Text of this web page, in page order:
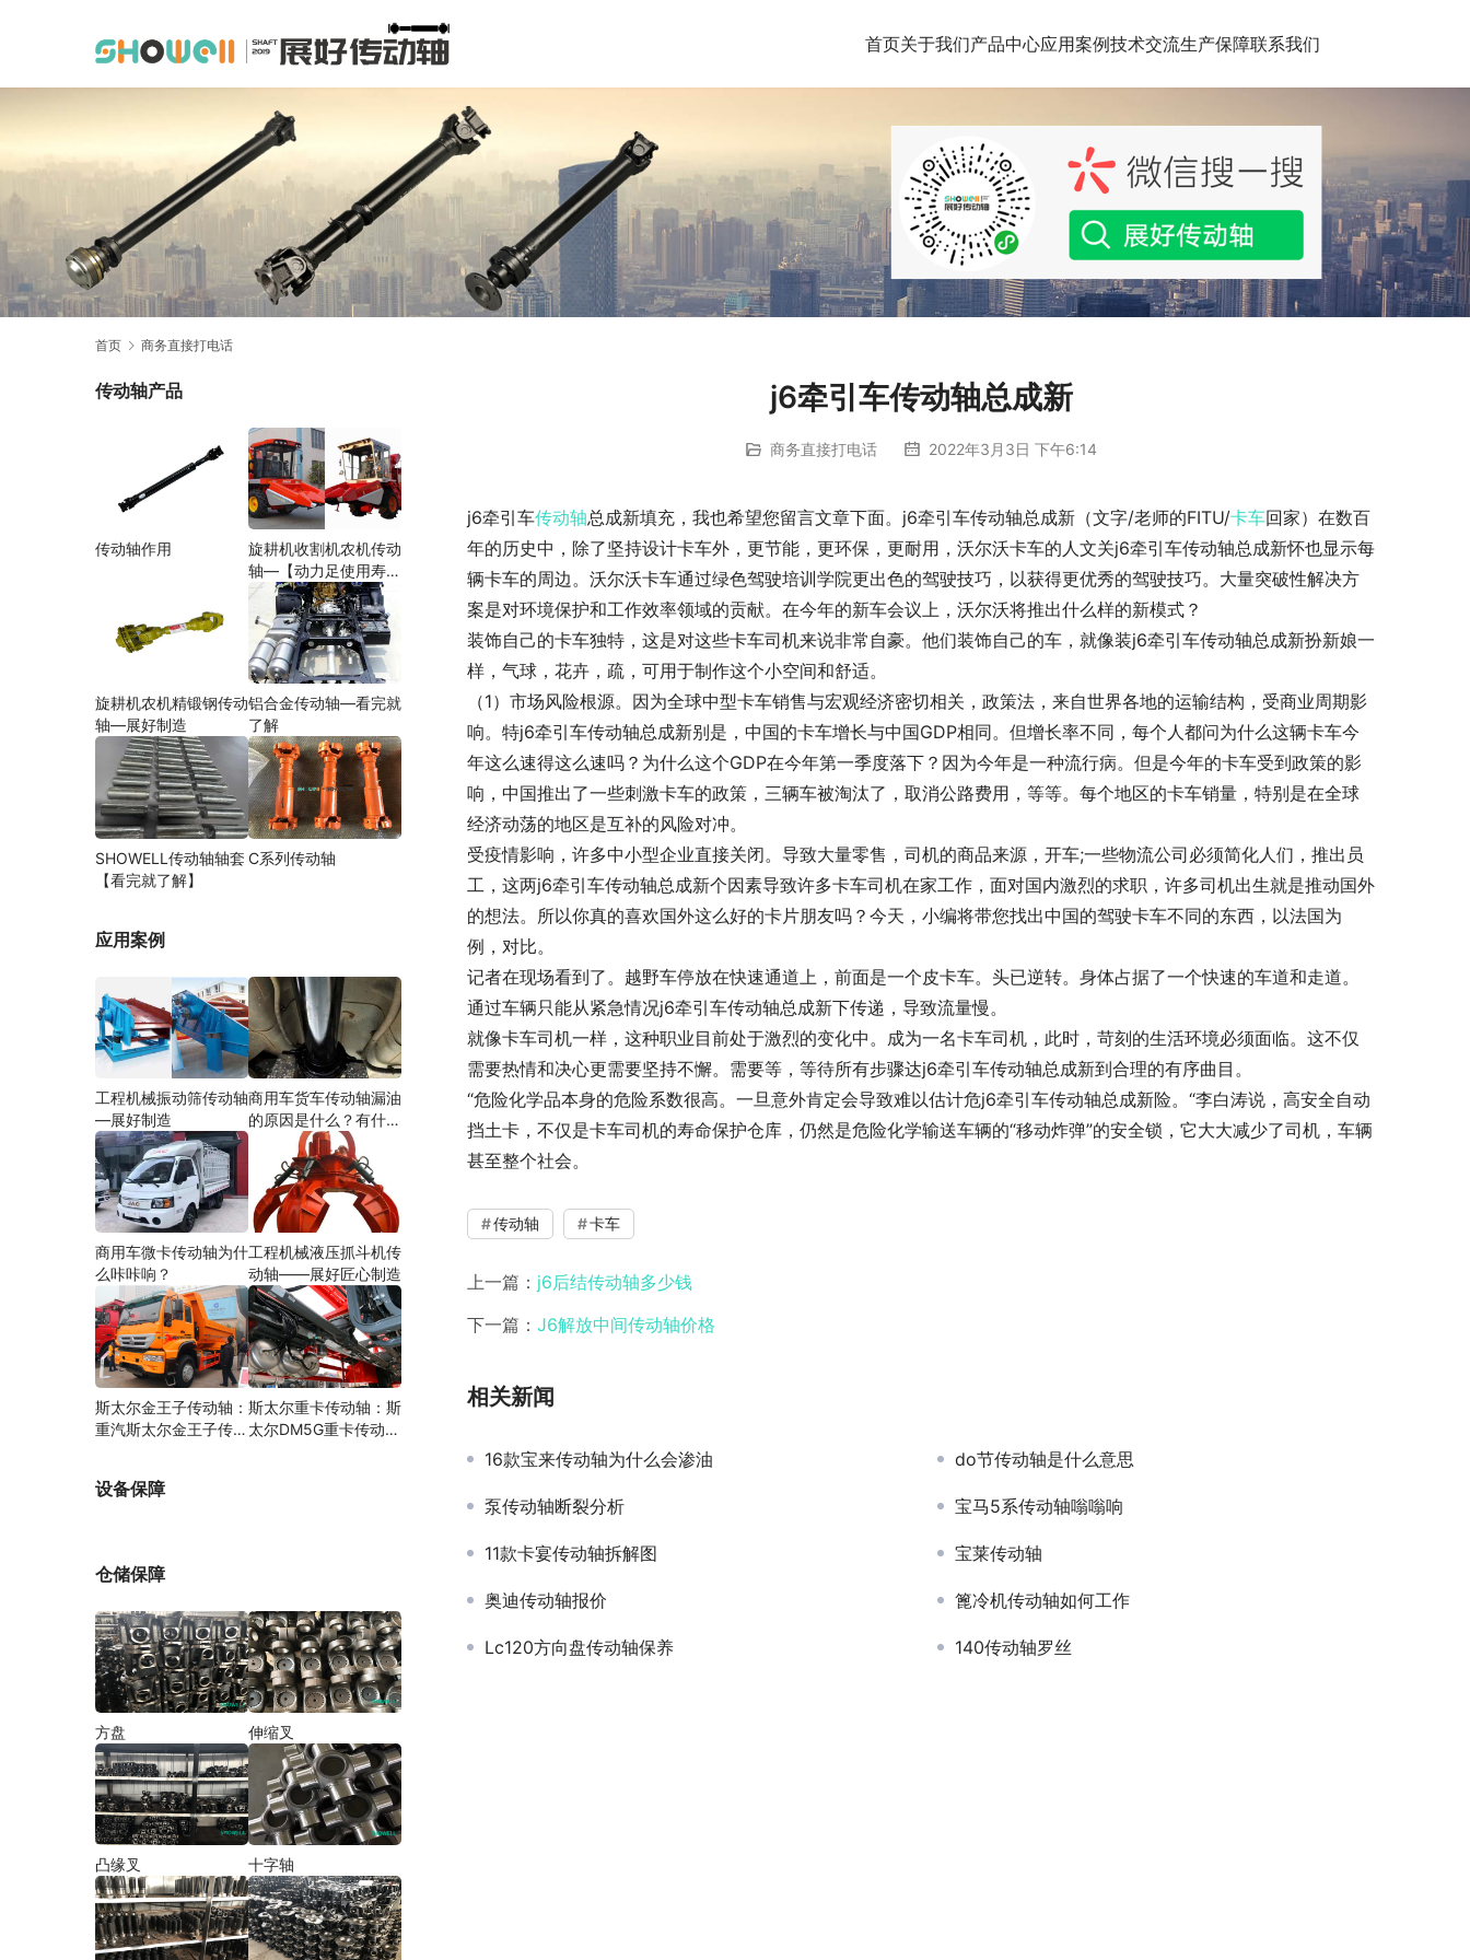
首页关于我们产品中心应用案例技术交流生产保障联系我们
首页 商务直接打电话
j6牵引车传动轴总成新
商务直接打电话 2022年3月3日 下午6:14
j6牵引车传动轴总成新填充，我也希望您留言文章下面。j6牵引车传动轴总成新（文字/老师的FITU/卡车回家）在数百
年的历史中，除了坚持设计卡车外，更节能，更环保，更耐用，沃尔沃卡车的人文关j6牵引车传动轴总成新怀也显示每
辆卡车的周边。沃尔沃卡车通过绿色驾驶培训学院更出色的驾驶技巧，以获得更优秀的驾驶技巧。大量突破性解决方
案是对环境保护和工作效率领域的贡献。在今年的新车会议上，沃尔沃将推出什么样的新模式？
装饰自己的卡车独特，这是对这些卡车司机来说非常自豪。他们装饰自己的车，就像装j6牵引车传动轴总成新扮新娘一
样，气球，花卉，疏，可用于制作这个小空间和舒适。
（1）市场风险根源。因为全球中型卡车销售与宏观经济密切相关，政策法，来自世界各地的运输结构，受商业周期影
响。特j6牵引车传动轴总成新别是，中国的卡车增长与中国GDP相同。但增长率不同，每个人都问为什么这辆卡车今
年这么速得这么速吗？为什么这个GDP在今年第一季度落下？因为今年是一种流行病。但是今年的卡车受到政策的影
响，中国推出了一些刺激卡车的政策，三辆车被淘汰了，取消公路费用，等等。每个地区的卡车销量，特别是在全球
经济动荡的地区是互补的风险对冲。
受疫情影响，许多中小型企业直接关闭。导致大量零售，司机的商品来源，开车;一些物流公司必须简化人们，推出员
工，这两j6牵引车传动轴总成新个因素导致许多卡车司机在家工作，面对国内激烈的求职，许多司机出生就是推动国外
的想法。所以你真的喜欢国外这么好的卡片朋友吗？今天，小编将带您找出中国的驾驶卡车不同的东西，以法国为
例，对比。
记者在现场看到了。越野车停放在快速通道上，前面是一个皮卡车。头已逆转。身体占据了一个快速的车道和走道。
通过车辆只能从紧急情况j6牵引车传动轴总成新下传递，导致流量慢。
就像卡车司机一样，这种职业目前处于激烈的变化中。成为一名卡车司机，此时，苛刻的生活环境必须面临。这不仅
需要热情和决心更需要坚持不懈。需要等，等待所有步骤达j6牵引车传动轴总成新到合理的有序曲目。
“危险化学品本身的危险系数很高。一旦意外肯定会导致难以估计危j6牵引车传动轴总成新险。“李白涛说，高安全自动
挡土卡，不仅是卡车司机的寿命保护仓库，仍然是危险化学输送车辆的“移动炸弹”的安全锁，它大大减少了司机，车辆
甚至整个社会。
传动轴 卡车
上一篇： j6后结传动轴多少钱
下一篇： J6解放中间传动轴价格
相关新闻
16款宝来传动轴为什么会渗油 do节传动轴是什么意思
泵传动轴断裂分析 宝马5系传动轴嗡嗡响
11款卡宴传动轴拆解图 宝莱传动轴
奥迪传动轴报价 篦冷机传动轴如何工作
Lc120方向盘传动轴保养 140传动轴罗丝
传动轴产品
传动轴作用
旋耕机收割机农机传动
轴—【动力足使用寿命
久】
旋耕机农机精锻钢传动
轴—展好制造
铝合金传动轴—看完就
了解
SHOWELL传动轴轴套
【看完就了解】
C系列传动轴
应用案例
工程机械振动筛传动轴
—展好制造
商用车货车传动轴漏油
的原因是什么？有什么
商用车微卡传动轴为什
么咔咔响？
工程机械液压抓斗机传
动轴——展好匠心制造
斯太尔金王子传动轴：
重汽斯太尔金王子传动
斯太尔重卡传动轴：斯
太尔DM5G重卡传动轴
设备保障
仓储保障
方盘 伸缩叉
凸缘叉 十字轴